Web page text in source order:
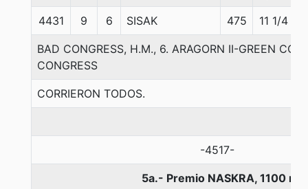
4431 9 6 SISAK 475 11 1/4
BAD CONGRESS, H.M., 6. ARAGORN II-GREEN
CONGRESS
CORRIERON TODOS.
-4517-
5a.- Premio NASKRA, 1100